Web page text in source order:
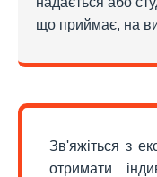
що приймає, на
Зв'яжіться з
отримати